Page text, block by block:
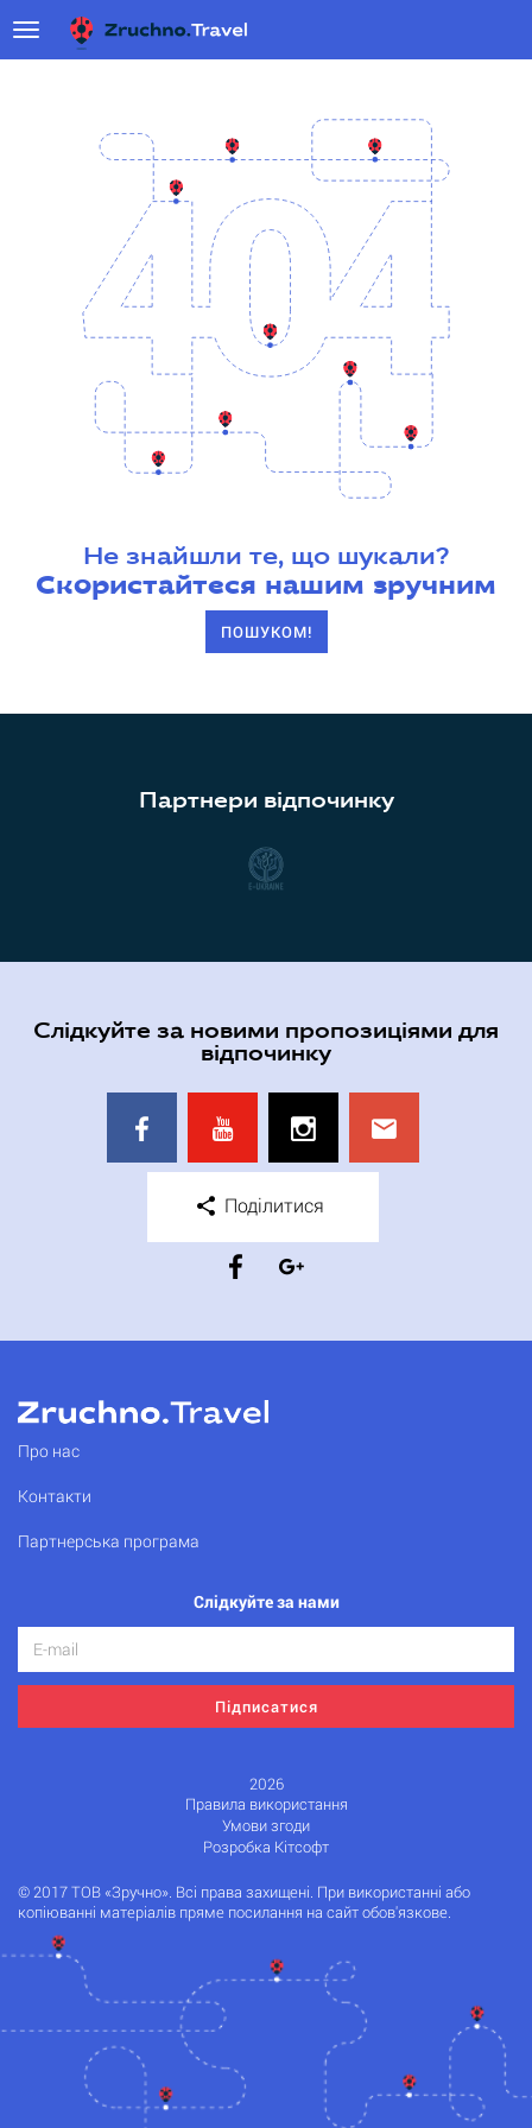
Не знайшли те, що шукали?
Скористайтеся нашим зручним
ПОШУКОМ!
Партнери відпочинку
Слідкуйте за новими пропозиціями для
відпочинку
Поділитися
Про нас
Контакти
Партнерська програма
Слідкуйте за нами
Підписатися
2026
Правила використання
Умови згоди
Розробка Кітсофт
© 2017 ТОВ «Зручно». Всі права захищені. При використанні або
копіюванні матеріалів пряме посилання на сайт обов'язкове.